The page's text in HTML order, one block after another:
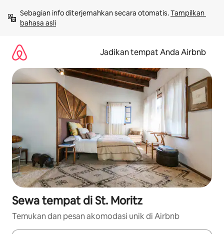
langsung
lihat
Sebagian info diterjemahkan secara otomatis. Tampilkan
bahasa asli
Jadikan tempat Anda Airbnb
Sewa tempat di St. Moritz
Temukan dan pesan akomodasi unik di Airbnb